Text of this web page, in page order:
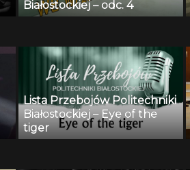
Białostockiej – odc. 4
Lista Przebojów Politechniki
Białostockiej – Eye of the
tiger